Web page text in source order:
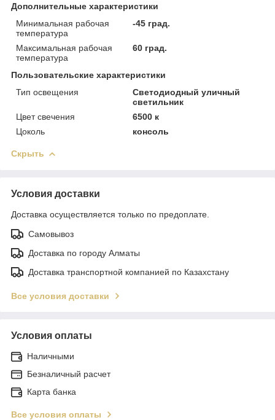
Дополнительные характеристики
Минимальная рабочая
температура
-45 град.
Максимальная рабочая
температура
60 град.
Пользовательские характеристики
Тип освещения
Светодиодный уличный
светильник
Цвет свечения
6500 к
Цоколь
консоль
Скрыть
Условия доставки
Доставка осуществляется только по предоплате.
Самовывоз
Доставка по городу Алматы
Доставка транспортной компанией по Казахстану
Все условия доставки
Условия оплаты
Наличными
Безналичный расчет
Карта банка
Все условия оплаты